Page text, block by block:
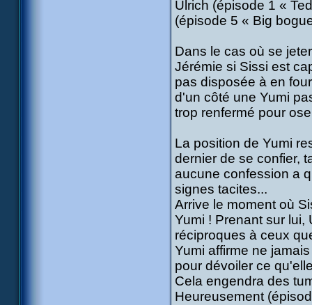
Ulrich (épisode 1 «
(épisode 5 « Big
Dans le cas où se
Jérémie si Sissi est
pas disposée à en
d'un côté une Yumi
trop renfermé pour
La position de Yumi
dernier de se confier,
aucune confession a
signes tacites...
Arrive le moment où
Yumi ! Prenant sur lui,
réciproques à ceux
Yumi affirme ne
pour dévoiler ce
Cela engendra des
Heureusement